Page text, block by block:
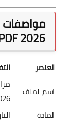
مواصفات
2026 PDF
العنصر
اسم الملف
المادة